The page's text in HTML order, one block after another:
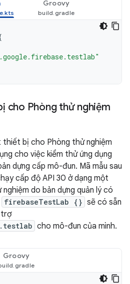
Groovy
cho Phòng thử nghiệm
bị cho Phòng thử nghiệm
cho việc kiểm thử ứng dụng
dựng cấp mô-đun. Mã mẫu sau
cấp độ API 30 ở dạng một
do bản dựng quản lý có
firebaseTestLab {} sẽ có sẵn
trợ
cho mô-đun của mình.
Groovy